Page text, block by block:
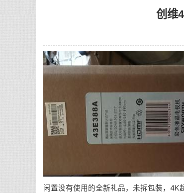
创维
闲置没有使用的全新礼品，未拆包装，4K